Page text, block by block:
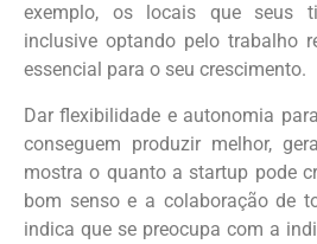
exemplo, os locais que seus
inclusive optando pelo trabalho
essencial para o seu crescimento.
Dar flexibilidade e autonomia
conseguem produzir melhor,
mostra o quanto a startup pode
bom senso e a colaboração de
indica que se preocupa com a